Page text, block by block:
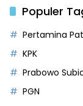
Populer
Pertamina
KPK
Prabowo
PGN